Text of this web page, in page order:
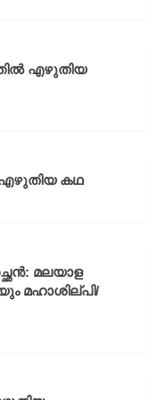
എഴുതിയ
കഥ
മലയാള
മഹാശില്പി/